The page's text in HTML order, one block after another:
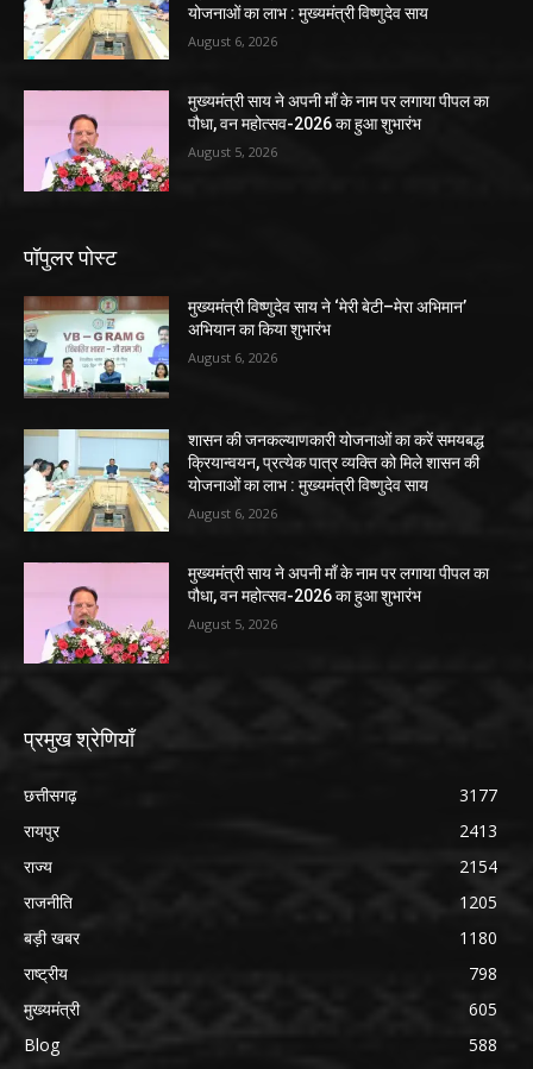
योजनाओं का लाभ : मुख्यमंत्री विष्णुदेव साय
August 6, 2026
मुख्यमंत्री साय ने अपनी माँ के नाम पर लगाया पीपल का
पौधा, वन महोत्सव-2026 का हुआ शुभारंभ
August 5, 2026
पॉपुलर पोस्ट
मुख्यमंत्री विष्णुदेव साय ने ‘मेरी बेटी–मेरा अभिमान’
अभियान का किया शुभारंभ
August 6, 2026
शासन की जनकल्याणकारी योजनाओं का करें समयबद्ध
क्रियान्वयन, प्रत्येक पात्र व्यक्ति को मिले शासन की
योजनाओं का लाभ : मुख्यमंत्री विष्णुदेव साय
August 6, 2026
मुख्यमंत्री साय ने अपनी माँ के नाम पर लगाया पीपल का
पौधा, वन महोत्सव-2026 का हुआ शुभारंभ
August 5, 2026
प्रमुख श्रेणियाँ
छत्तीसगढ़
3177
रायपुर
2413
राज्य
2154
राजनीति
1205
बड़ी खबर
1180
राष्ट्रीय
798
मुख्यमंत्री
605
Blog
588